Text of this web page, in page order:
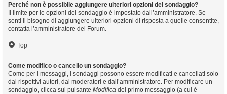
Perché non è possibile aggiungere ulteriori opzioni del sondaggio?
Il limite per le opzioni del sondaggio è impostato dall’amministratore. Se
senti il bisogno di aggiungere ulteriori opzioni di risposta a quelle consentite,
contatta l’amministratore del Forum.
Top
Come modifico o cancello un sondaggio?
Come per i messaggi, i sondaggi possono essere modificati e cancellati solo
dai rispettivi autori, dai moderatori e dall’amministratore. Per modificare un
sondaggio, clicca sul pulsante Modifica del primo messaggio (a cui è